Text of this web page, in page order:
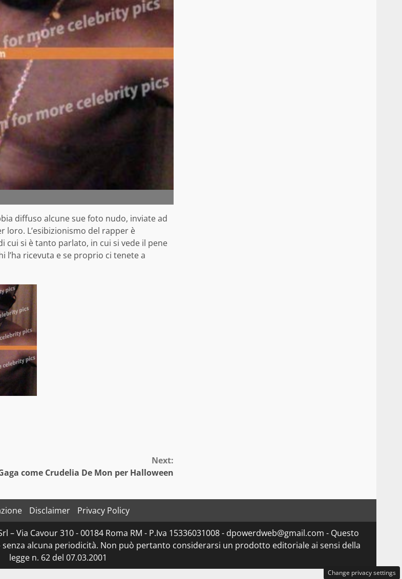
diffuso alcune sue foto nudo, inviate ad
loro. L’esibizionismo del rapper è
si è tanto parlato, in cui si vede il pene
l’ha ricevuta e se proprio ci tenete a
Next:
come Crudelia De Mon per Halloween
Disclaimer
Privacy Policy
Via Cavour 310 - 00184 Roma RM - P.Iva 15336031008 - dpowerdweb@gmail.com - Questo
alcuna periodicità. Non può pertanto considerarsi un prodotto editoriale ai sensi della
legge n. 62 del 07.03.2001
Change privacy settings